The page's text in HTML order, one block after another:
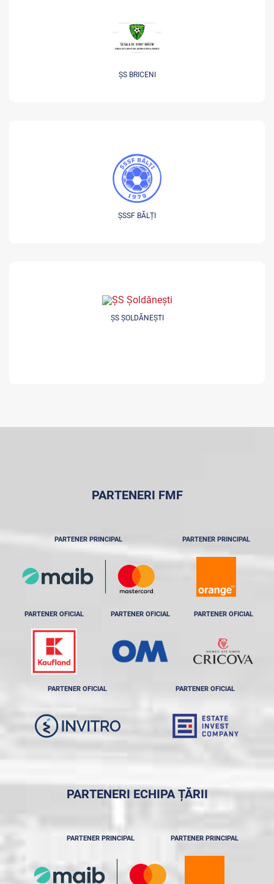
ȘS BRICENI
ȘSSF BĂLȚI
ȘS ȘOLDĂNEȘTI
PARTENERI FMF
PARTENER PRINCIPAL PARTENER PRINCIPAL
PARTENER OFICIAL PARTENER OFICIAL PARTENER OFICIAL
PARTENER OFICIAL PARTENER OFICIAL
PARTENERI ECHIPA ȚĂRII
PARTENER PRINCIPAL PARTENER PRINCIPAL